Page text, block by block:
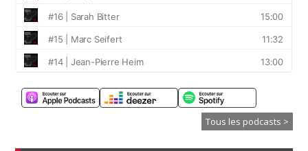
Tous les podcasts >